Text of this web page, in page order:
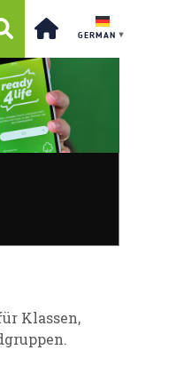
GERMAN ▼
Klassen,